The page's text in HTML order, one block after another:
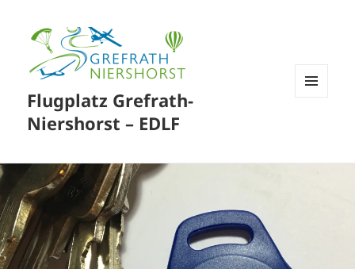
Flugplatz Grefrath-
Niershorst – EDLF